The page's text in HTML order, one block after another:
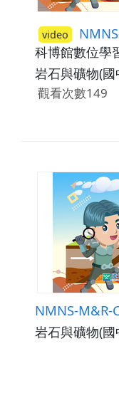
video
科博館數位學
岩石與礦物(國
觀看次數149
NMNS-M&R-
岩石與礦物(國